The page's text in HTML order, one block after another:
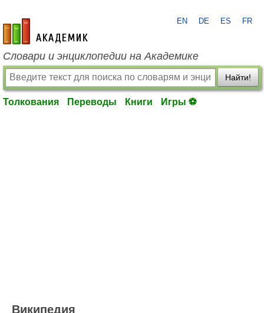
academic.ru
EN DE ES FR
Словари и энциклопедии на Академике
Найти!
Толкования Переводы Книги Игры ⚽
Википедия